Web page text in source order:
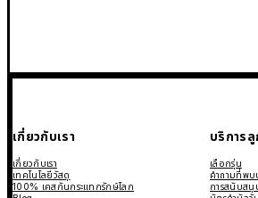
เกี่ยวกับเรา
เกี่ยวกับเรา
เทคโนโลยีวัสดุ
100% เคสกันกระแทกรักษ์โลก
บริการลู
เลือกรุ่น
คำถามที่พ
การสนับสนุ